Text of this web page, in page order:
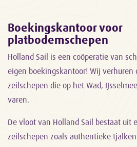
Boekingskantoor voor
platbodemschepen
Holland Sail is een coöperatie van
eigen boekingskantoor! Wij verhuren
zeilschepen die op het Wad,
varen.
De vloot van Holland Sail bestaat uit
zeilschepen zoals authentieke